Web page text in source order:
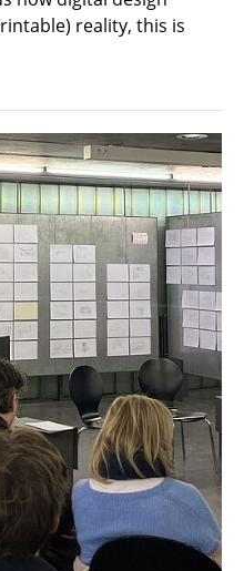
reality, this is